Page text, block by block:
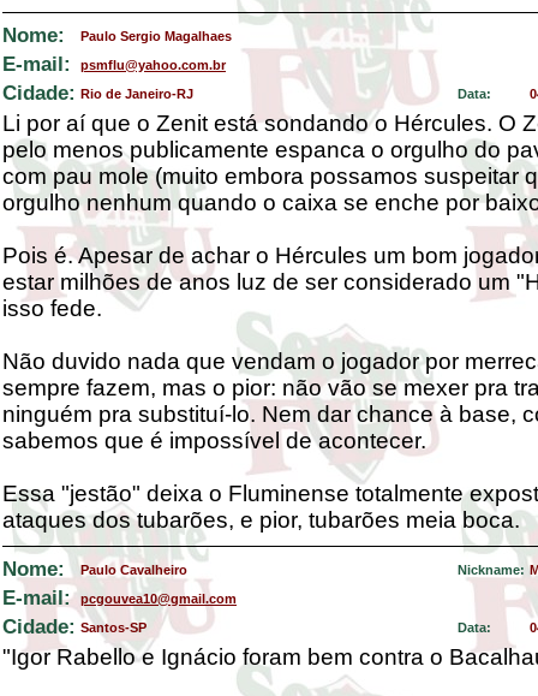
Nome: Paulo Sergio Magalhaes
E-mail: psmflu@yahoo.com.br
Cidade: Rio de Janeiro-RJ Data:
Li por aí que o Zenit está sondando o Hércules. O
pelo menos publicamente espanca o orgulho do
com pau mole (muito embora possamos suspeitar
orgulho nenhum quando o caixa se enche por
Pois é. Apesar de achar o Hércules um bom
estar milhões de anos luz de ser considerado um
isso fede.
Não duvido nada que vendam o jogador por
sempre fazem, mas o pior: não vão se mexer pra
ninguém pra substituí-lo. Nem dar chance à base,
sabemos que é impossível de acontecer.
Essa "jestão" deixa o Fluminense totalmente
ataques dos tubarões, e pior, tubarões meia boca.
Nome: Paulo Cavalheiro Nickname:
E-mail: pcgouvea10@gmail.com
Cidade: Santos-SP Data:
"Igor Rabello e Ignácio foram bem contra o